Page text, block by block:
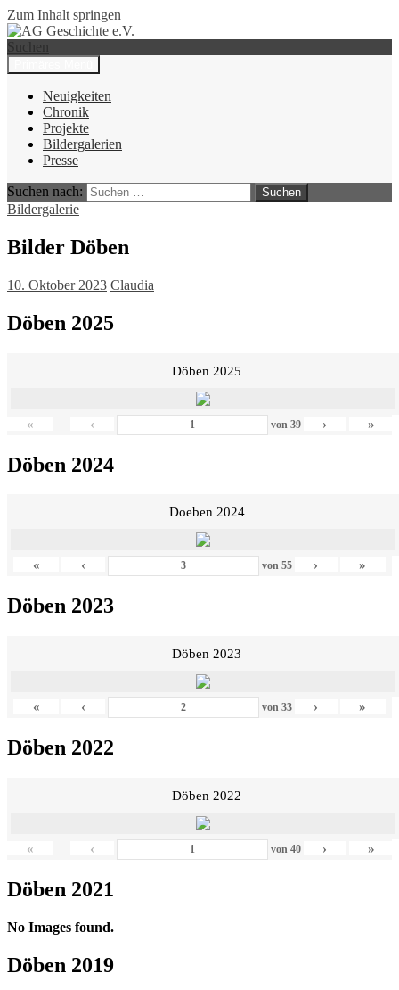
Zum Inhalt springen
AG Geschichte e.V.
Suchen
Neuigkeiten
Chronik
Projekte
Bildergalerien
Presse
Suchen nach:
Bildergalerie
Bilder Döben
10. Oktober 2023 Claudia
Döben 2025
Döben 2025
« ‹ von 39 › »
Döben 2024
Doeben 2024
« ‹ von 55 › »
Döben 2023
Döben 2023
« ‹ von 33 › »
Döben 2022
Döben 2022
« ‹ von 40 › »
Döben 2021
No Images found.
Döben 2019